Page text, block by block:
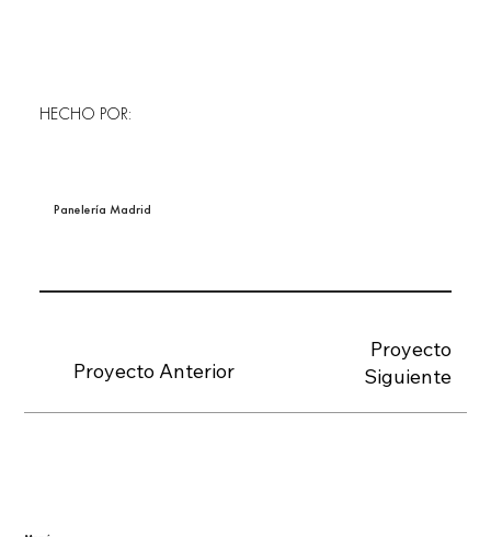
Proyecto
Siguiente
Proyecto Anterior
HECHO POR:
Panelería Madrid